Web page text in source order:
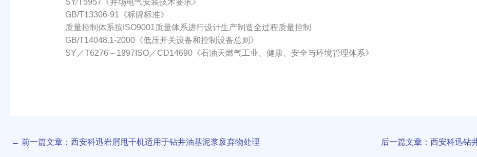
SY∕T5957《井场电气安装技术要求》
GB/T13306-91《标牌标准》
质量控制体系按ISO9001质量体系进行设计生产制造全过程质量控制
GB/T14048.1-2000《低压开关设备和控制设备总则》
SY／T6276－1997ISO／CD14690《石油天燃气工业、健康、安全与环境管理体系》
← 前一篇文章：西安科迅岩屑甩干机适用于钻井油基泥浆废弃物处理 后一篇文章：西安科迅钻